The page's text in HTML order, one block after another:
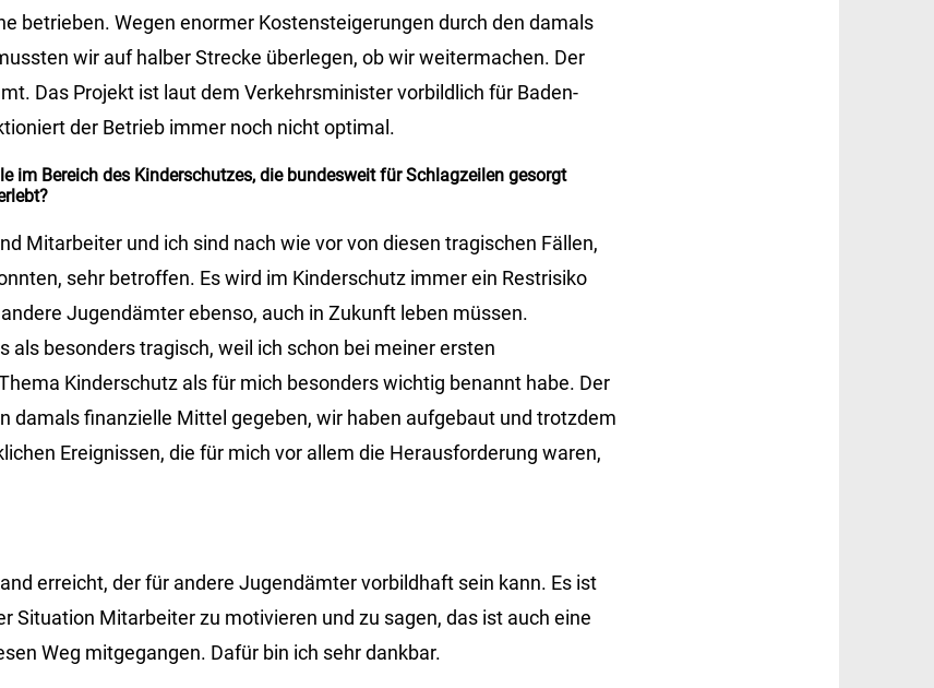
betrieben. Wegen enormer Kostensteigerungen durch den damals
wir auf halber Strecke überlegen, ob wir weitermachen. Der
Das Projekt ist laut dem Verkehrsminister vorbildlich für Baden-
der Betrieb immer noch nicht optimal.
im Bereich des Kinderschutzes, die bundesweit für Schlagzeilen gesorgt
Mitarbeiter und ich sind nach wie vor von diesen tragischen Fällen,
sehr betroffen. Es wird im Kinderschutz immer ein Restrisiko
Jugendämter ebenso, auch in Zukunft leben müssen.
als besonders tragisch, weil ich schon bei meiner ersten
Kinderschutz als für mich besonders wichtig benannt habe. Der
damals finanzielle Mittel gegeben, wir haben aufgebaut und trotzdem
Ereignissen, die für mich vor allem die Herausforderung waren,
erreicht, der für andere Jugendämter vorbildhaft sein kann. Es ist
Situation Mitarbeiter zu motivieren und zu sagen, das ist auch eine
Weg mitgegangen. Dafür bin ich sehr dankbar.